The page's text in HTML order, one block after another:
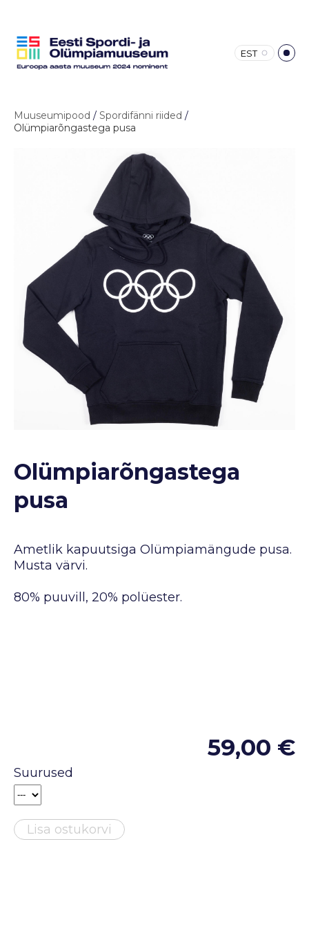
EST
Muuseumipood / Spordifänni riided /
Olümpiarõngastega pusa
Olümpiarõngastega
pusa
Ametlik kapuutsiga Olümpiamängude pusa.
Musta värvi.
80% puuvill, 20% polüester.
59,00 €
Suurused
Lisa ostukorvi